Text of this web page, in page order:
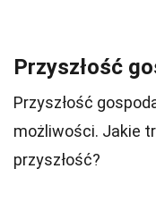
Przyszłość
Przyszłość
możliwości. Jakie
przyszłość?